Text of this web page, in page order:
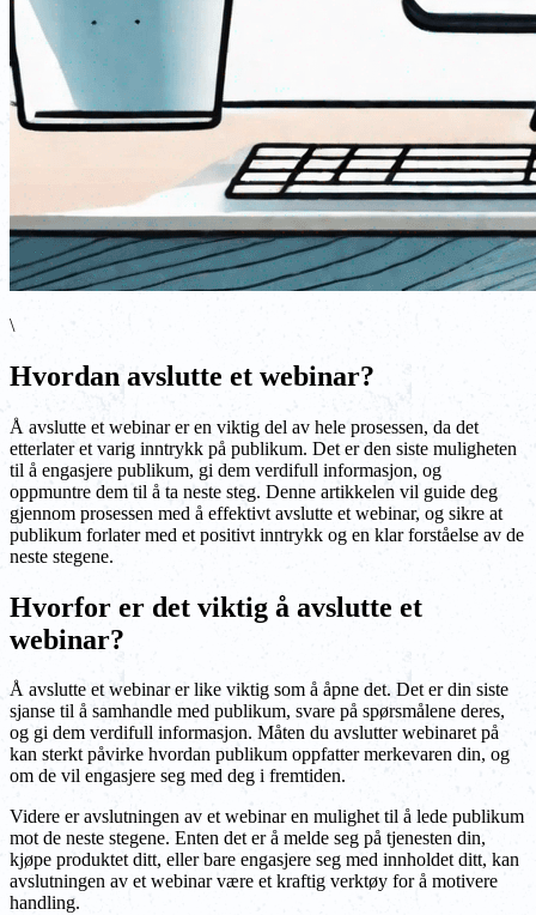
\
Hvordan avslutte et webinar?
Å avslutte et webinar er en viktig del av hele prosessen, da det
etterlater et varig inntrykk på publikum. Det er den siste muligheten
til å engasjere publikum, gi dem verdifull informasjon, og
oppmuntre dem til å ta neste steg. Denne artikkelen vil guide deg
gjennom prosessen med å effektivt avslutte et webinar, og sikre at
publikum forlater med et positivt inntrykk og en klar forståelse av de
neste stegene.
Hvorfor er det viktig å avslutte et
webinar?
Å avslutte et webinar er like viktig som å åpne det. Det er din siste
sjanse til å samhandle med publikum, svare på spørsmålene deres,
og gi dem verdifull informasjon. Måten du avslutter webinaret på
kan sterkt påvirke hvordan publikum oppfatter merkevaren din, og
om de vil engasjere seg med deg i fremtiden.
Videre er avslutningen av et webinar en mulighet til å lede publikum
mot de neste stegene. Enten det er å melde seg på tjenesten din,
kjøpe produktet ditt, eller bare engasjere seg med innholdet ditt, kan
avslutningen av et webinar være et kraftig verktøy for å motivere
handling.